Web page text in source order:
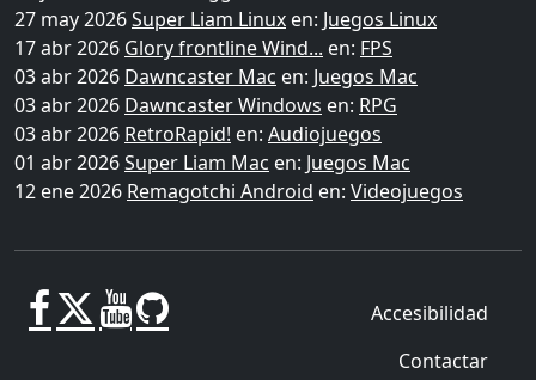
27 may 2026Super Liam Linux en: Juegos Linux
17 abr 2026 Glory frontline Wind... en: FPS
03 abr 2026 Dawncaster Mac en: Juegos Mac
03 abr 2026 Dawncaster Windows en: RPG
03 abr 2026 RetroRapid! en: Audiojuegos
01 abr 2026Super Liam Mac en: Juegos Mac
12 ene 2026 Remagotchi Android en: Videojuegos
Accesibilidad
Contactar